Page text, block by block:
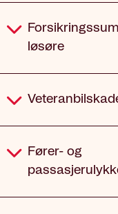
Forsikringssum
løsøre
Fører- og